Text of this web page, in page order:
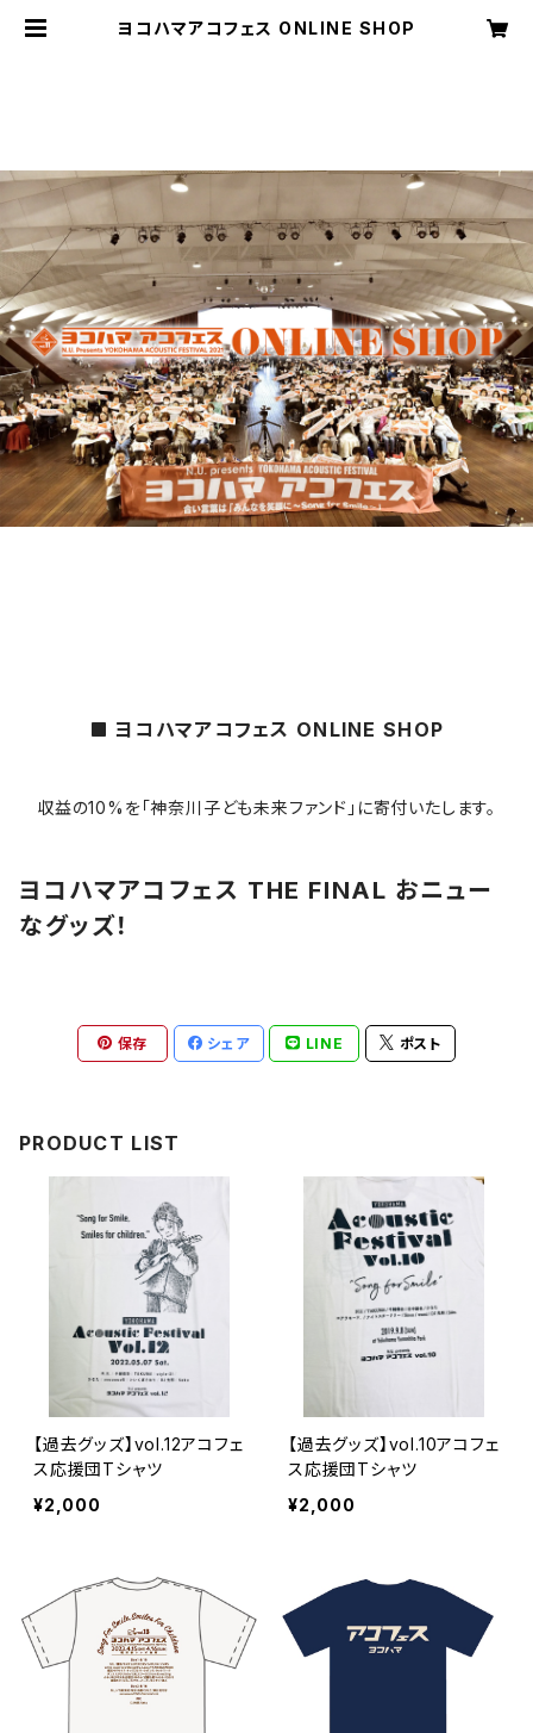
ヨコハマアコフェス ONLINE SHOP
ヨコハマアコフェス ONLINE SHOP
収益の10%を「神奈川子ども未来ファンド」に寄付いたします。
ヨコハマアコフェス THE FINAL おニュー
なグッズ！
保存 シェア LINE ポスト
PRODUCT LIST
【過去グッズ】vol.12アコフェ
ス応援団Tシャツ
¥2,000
【過去グッズ】vol.10アコフェ
ス応援団Tシャツ
¥2,000